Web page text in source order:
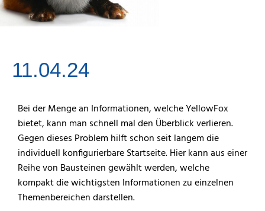
11.04.24
Bei der Menge an Informationen, welche YellowFox
bietet, kann man schnell mal den Überblick verlieren.
Gegen dieses Problem hilft schon seit langem die
individuell konfigurierbare Startseite. Hier kann aus einer
Reihe von Bausteinen gewählt werden, welche
kompakt die wichtigsten Informationen zu einzelnen
Themenbereichen darstellen.